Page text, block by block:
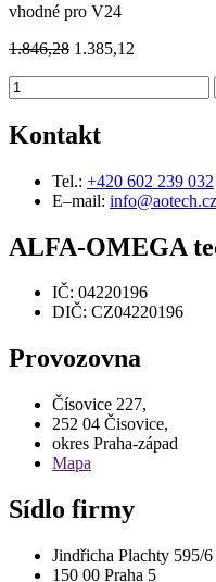
vhodné pro V24
1.846,28 1.385,12
Kontakt
Tel.: +420 602 239 032
E–mail: info@aotech.cz
ALFA-OMEGA
IČ: 04220196
DIČ: CZ04220196
Provozovna
Čísovice 227,
252 04 Čisovice,
okres Praha-západ
Mapa
Sídlo firmy
Jindřicha Plachty 595/6
150 00 Praha 5